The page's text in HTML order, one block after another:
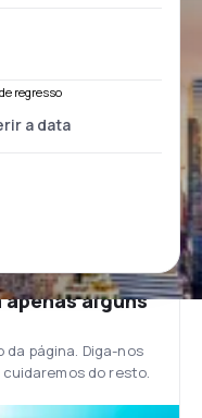
regresso
apenas alguns
da página. Diga-nos
do resto.